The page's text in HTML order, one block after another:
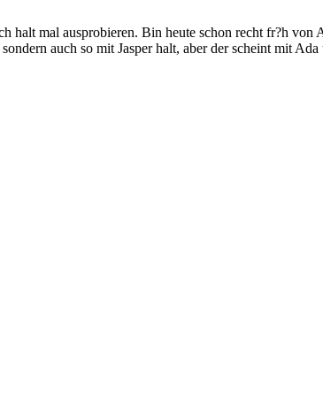
mal ausprobieren. Bin heute schon recht fr?h von
auch so mit Jasper halt, aber der scheint mit